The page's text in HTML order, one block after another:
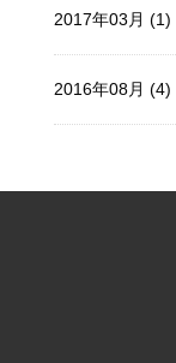
2017年03月 (1)
2016年08月 (4)